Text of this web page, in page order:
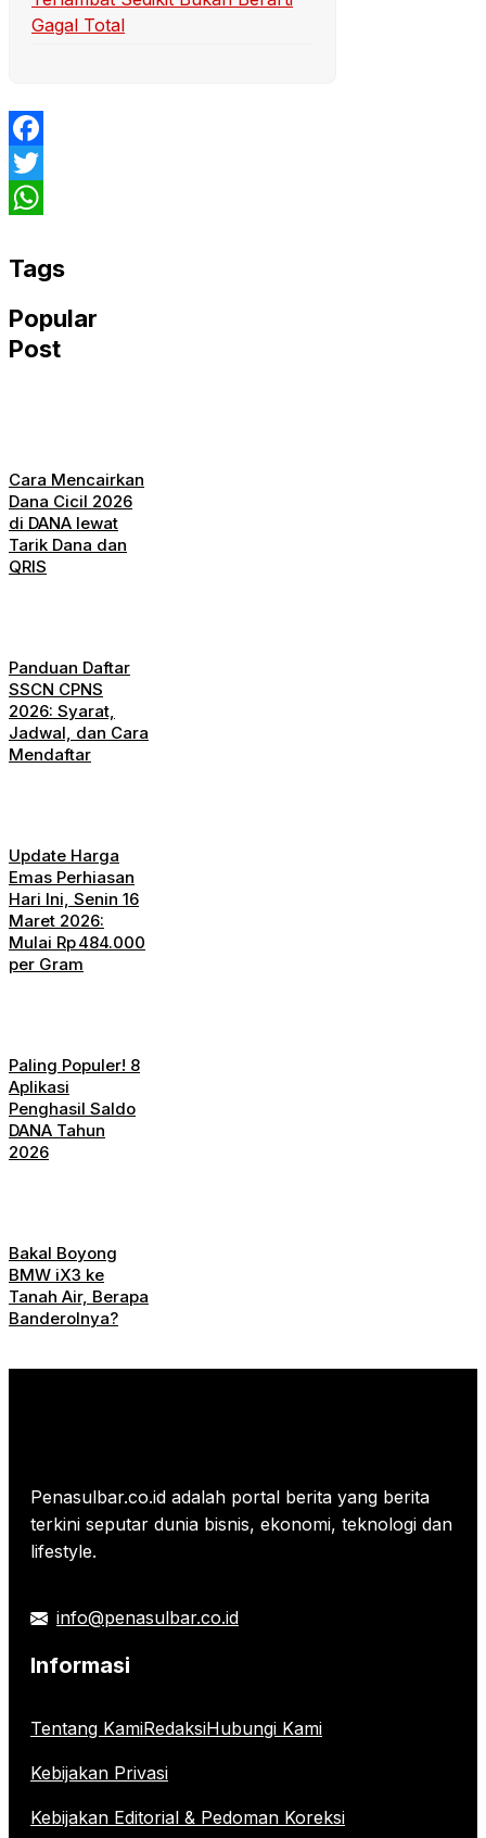
Gagal Total
Facebook
Twitter
Tags
Popular
Post
Cara Mencairkan
Dana Cicil 2026
di DANA lewat
Tarik Dana dan
QRIS
Panduan Daftar
SSCN CPNS
2026: Syarat,
Jadwal, dan Cara
Mendaftar
Update Harga
Emas Perhiasan
Hari Ini, Senin 16
Maret 2026:
Mulai Rp 484.000
per Gram
Paling Populer! 8
Aplikasi
Penghasil Saldo
DANA Tahun
2026
Bakal Boyong
BMW iX3 ke
Tanah Air, Berapa
Banderolnya?
Penasulbar.co.id adalah portal berita yang berita
terkini seputar dunia bisnis, ekonomi, teknologi dan
lifestyle.
info@penasulbar.co.id
Informasi
Tentang KamiRedaksiHubungi Kami
Kebijakan Privasi
Kebijakan Editorial & Pedoman Koreksi